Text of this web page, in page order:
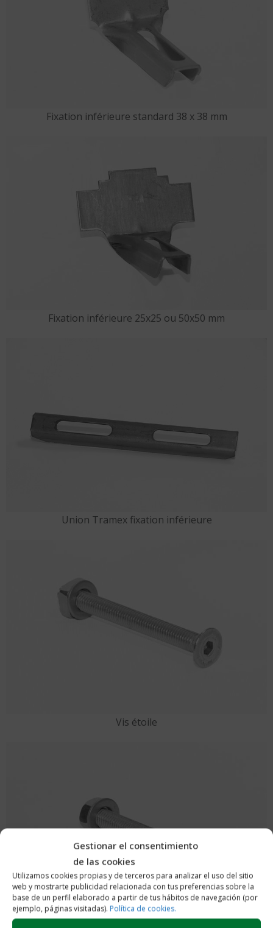
Gestionar el consentimiento
de las cookies
Utilizamos cookies propias y de terceros para analizar el uso del sitio
web y mostrarte publicidad relacionada con tus preferencias sobre la
base de un perfil elaborado a partir de tus hábitos de navegación (por
ejemplo, páginas visitadas). Política de cookies.
Fixation inférieure standard 38 x 38 mm
Fixation inférieure 25x25 ou 50x50 mm
Union Tramex fixation inférieure
Vis étoile